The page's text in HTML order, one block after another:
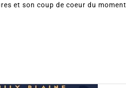
et son coup de coeur du moment